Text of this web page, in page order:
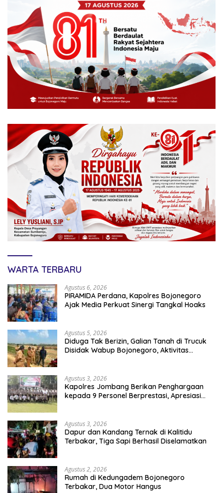
WARTA TERBARU
Agustus 6, 2026
PIRAMIDA Perdana, Kapolres Bojonegoro
Ajak Media Perkuat Sinergi Tangkal Hoaks
Agustus 5, 2026
Diduga Tak Berizin, Galian Tanah di Trucuk
Disidak Wabup Bojonegoro, Aktivitas
Agustus 3, 2026
Kapolres Jombang Berikan Penghargaan
kepada 9 Personel Berprestasi, Apresiasi
Agustus 3, 2026
Dapur dan Kandang Ternak di Kalitidu
Terbakar, Tiga Sapi Berhasil Diselamatkan
Agustus 2, 2026
Rumah di Kedungadem Bojonegoro
Terbakar, Dua Motor Hangus